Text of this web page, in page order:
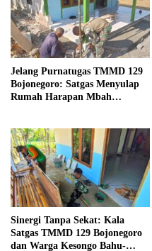
Jelang Purnatugas TMMD 129
Bojonegoro: Satgas Menyulap
Rumah Harapan Mbah
Sinergi Tanpa Sekat: Kala
Satgas TMMD 129 Bojonegoro
dan Warga Kesongo Bahu-